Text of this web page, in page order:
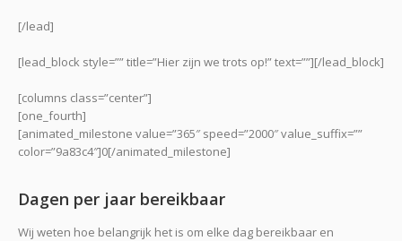
[/lead]
[lead_block style=”” title=”Hier zijn we trots op!” text=””][/lead_block]
[columns class=”center”]
[one_fourth]
[animated_milestone value=”365″ speed=”2000″ value_suffix=””
color=”9a83c4″]0[/animated_milestone]
Dagen per jaar bereikbaar
Wij weten hoe belangrijk het is om elke dag bereikbaar en